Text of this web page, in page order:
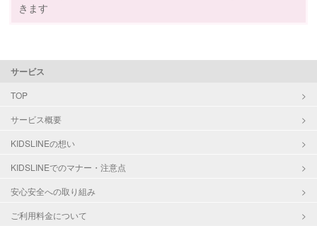
（定期特典）
資格
自治体届出済ベビーシッター
対応可能/特徴
病児対応
きます
サービス
TOP
サービス概要
KIDSLINEの想い
KIDSLINEでのマナー・注意点
安心安全への取り組み
ご利用料金について